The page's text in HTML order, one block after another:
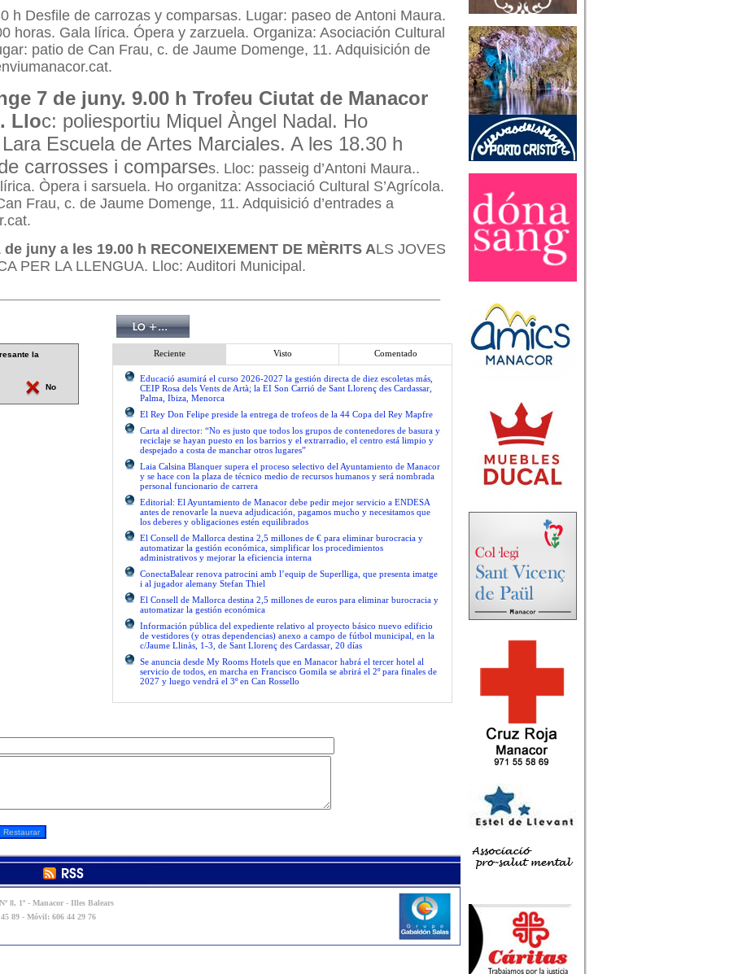
h Desfile de carrozas y comparsas. Lugar: paseo de Antoni Maura.
horas. Gala lírica. Ópera y zarzuela. Organiza: Asociación Cultural
patio de Can Frau, c. de Jaume Domenge, 11. Adquisición de
7 de juny. 9.00 h Trofeu Ciutat de Manacor
Lloc: poliesportiu Miquel Àngel Nadal. Ho
Escuela de Artes Marciales. A les 18.30 h
carrosses i comparses. Lloc: passeig d’Antoni Maura..
Òpera i sarsuela. Ho organitza: Associació Cultural S’Agrícola.
Frau, c. de Jaume Domenge, 11. Adquisició d’entrades a
juny a les 19.00 h RECONEIXEMENT DE MÈRITS ALS JOVES
PER LA LLENGUA. Lloc: Auditori Municipal.
la
No
Reciente Visto Comentado
Educació asumirá el curso 2026-2027 la gestión directa de diez escoletas más,
CEIP Rosa dels Vents de Artà; la EI Son Carrió de Sant Llorenç des Cardassar,
Palma, Ibiza, Menorca
El Rey Don Felipe preside la entrega de trofeos de la 44 Copa del Rey Mapfre
Carta al director: “No es justo que todos los grupos de contenedores de basura y
reciclaje se hayan puesto en los barrios y el extrarradio, el centro está limpio y
despejado a costa de manchar otros lugares”
Laia Calsina Blanquer supera el proceso selectivo del Ayuntamiento de Manacor
y se hace con la plaza de técnico medio de recursos humanos y será nombrada
personal funcionario de carrera
Editorial: El Ayuntamiento de Manacor debe pedir mejor servicio a ENDESA
antes de renovarle la nueva adjudicación, pagamos mucho y necesitamos que
los deberes y obligaciones estén equilibrados
El Consell de Mallorca destina 2,5 millones de € para eliminar burocracia y
automatizar la gestión económica, simplificar los procedimientos
administrativos y mejorar la eficiencia interna
ConectaBalear renova patrocini amb l’equip de Superlliga, que presenta imatge
i al jugador alemany Stefan Thiel
El Consell de Mallorca destina 2,5 millones de euros para eliminar burocracia y
automatizar la gestión económica
Información pública del expediente relativo al proyecto básico nuevo edificio
de vestidores (y otras dependencias) anexo a campo de fútbol municipal, en la
c/Jaume Llinàs, 1-3, de Sant Llorenç des Cardassar, 20 días
Se anuncia desde My Rooms Hotels que en Manacor habrá el tercer hotel al
servicio de todos, en marcha en Francisco Gomila se abrirá el 2º para finales de
2027 y luego vendrá el 3º en Can Rossello
8, 1º - Manacor - Illes Balears
89 - Móvil: 606 44 29 76